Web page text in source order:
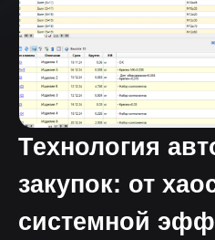
Технология
закупок: от
системной